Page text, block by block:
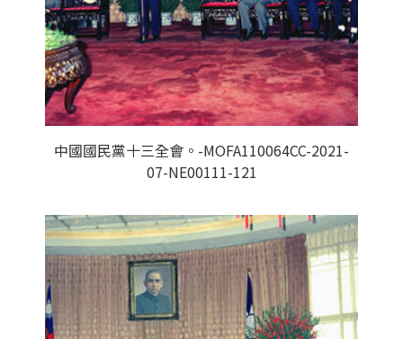
中國國民黨十三全會。-MOFA110064CC-2021-
07-NE00111-121